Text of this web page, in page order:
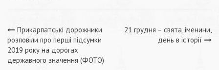
Навігація
записів
Прикарпатські дорожники
розповіли про перші підсумки
2019 року на дорогах
державного значення (ФОТО)
21 грудня – свята, іменини,
день в історії